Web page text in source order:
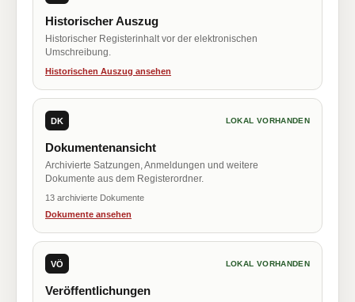
Historischer Auszug
Historischer Registerinhalt vor der elektronischen
Umschreibung.
Historischen Auszug ansehen
DK LOKAL VORHANDEN
Dokumentenansicht
Archivierte Satzungen, Anmeldungen und weitere
Dokumente aus dem Registerordner.
13 archivierte Dokumente
Dokumente ansehen
VÖ LOKAL VORHANDEN
Veröffentlichungen